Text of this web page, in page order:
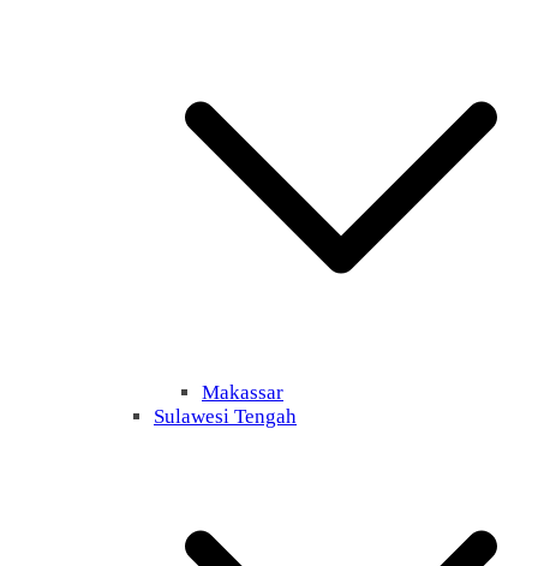
Makassar
Sulawesi Tengah